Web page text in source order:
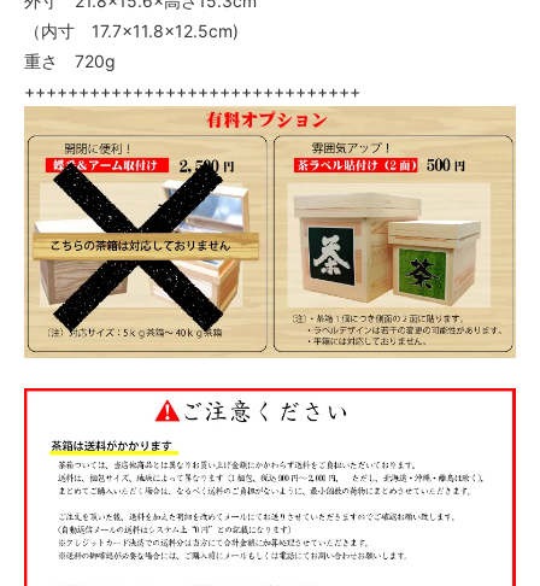
（内寸 17.7×11.8×12.5cm)
重さ 720g
+++++++++++++++++++++++++++++++